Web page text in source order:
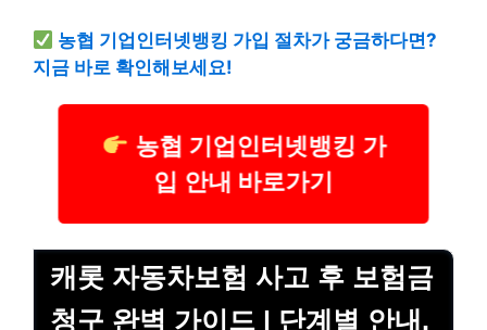
농협 기업인터넷뱅킹 가입 절차가 궁금하다면?
지금 바로 확인해보세요!
농협 기업인터넷뱅킹 가
입 안내 바로가기
캐롯 자동차보험 사고 후 보험금
청구 완벽 가이드 | 단계별 안내,